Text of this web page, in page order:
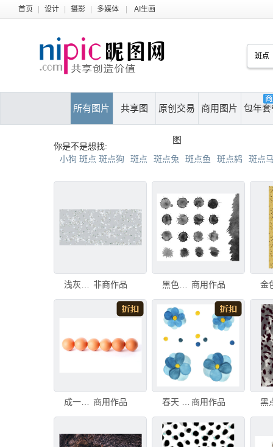
首页 设计 摄影 多媒体 AI生画
所有图片 共享图 原创交易
图
商用图片 包年套
你是不是想找:
小狗 斑点 斑点狗 斑点 斑点兔 斑点鱼 斑点鸫 斑点
非商作品 黑色水彩画污渍套装。水彩黑色斑点套装，孤立于白色背景上。黑色水彩污渍套装。绘制黑色斑点 商用作品
成一排 卵 散养家禽 饮食 早餐 水平画幅 鸡蛋 无人 有机食品 斑点 商用作品 春天 花 斑点 商用作品